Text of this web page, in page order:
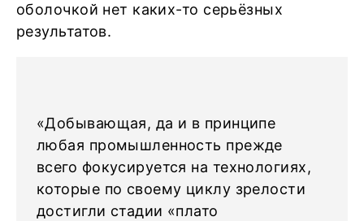
оболочкой нет каких-то серьёзных
результатов.
«Добывающая, да и в принципе
любая промышленность прежде
всего фокусируется на технологиях,
которые по своему циклу зрелости
достигли стадии «плато